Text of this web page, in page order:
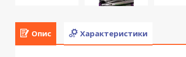
Опис Характеристики